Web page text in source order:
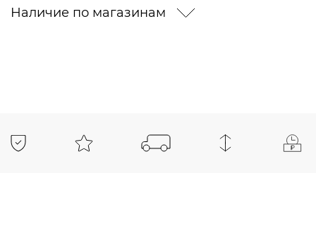
Наличие по магазинам